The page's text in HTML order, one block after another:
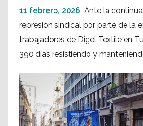
11 febrero, 2026 Ante la
represión sindical por parte de la
trabajadores de Digel Textile en
390 días resistiendo y